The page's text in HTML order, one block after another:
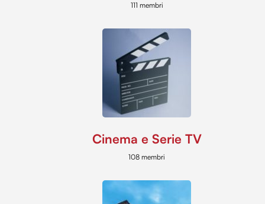
111 membri
Cinema e Serie TV
108 membri